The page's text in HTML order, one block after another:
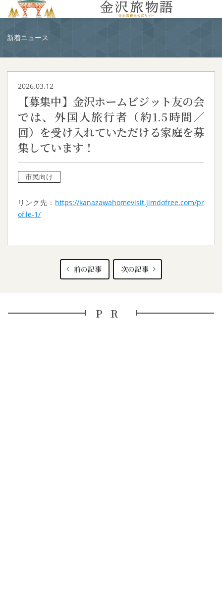
新着ニュース
【募集中】金沢ホームビジット友の会
では、外国人旅行者（約1.5時間／
回）を受け入れていただける家庭を募
集しています！
2026.03.12
市民向け
リンク先： https://kanazawahomevisit.jimdofree.com/pr
ofile-1/
前の記事 次の記事
PR